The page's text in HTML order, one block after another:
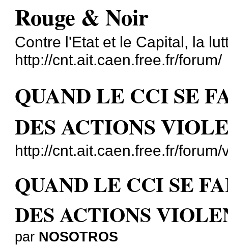
Rouge & Noir
Contre l'Etat et le Capital, la
http://cnt.ait.caen.free.fr/forum/
QUAND LE CCI SE
DES ACTIONS
http://cnt.ait.caen.free.fr/
QUAND LE CCI SE
DES ACTIONS
par NOSOTROS